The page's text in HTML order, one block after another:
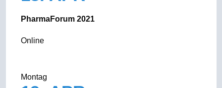
PharmaForum 2021
Online
Montag